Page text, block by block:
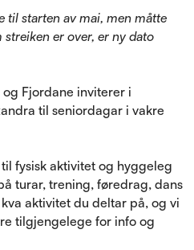
til starten av mai, men måtte
er over, er ny dato
Fjordane inviterer i
til seniordagar i vakre
fysisk aktivitet og hyggeleg
turar, trening, føredrag, dans
aktivitet du deltar på, og vi
tilgjengelege for info og